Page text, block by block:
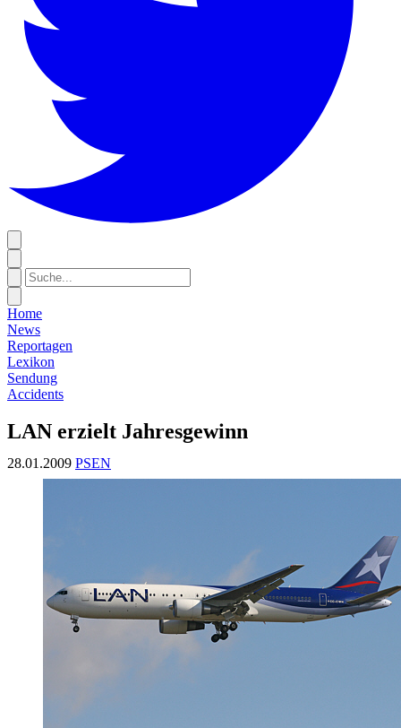
Home
News
Reportagen
Lexikon
Sendung
Accidents
LAN erzielt Jahresgewinn
28.01.2009 PSEN